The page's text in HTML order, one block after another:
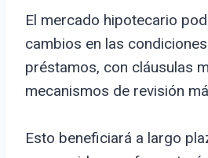
El mercado hipotecario
cambios en las
préstamos, con cláusulas
mecanismos de revisión
Esto beneficiará a largo